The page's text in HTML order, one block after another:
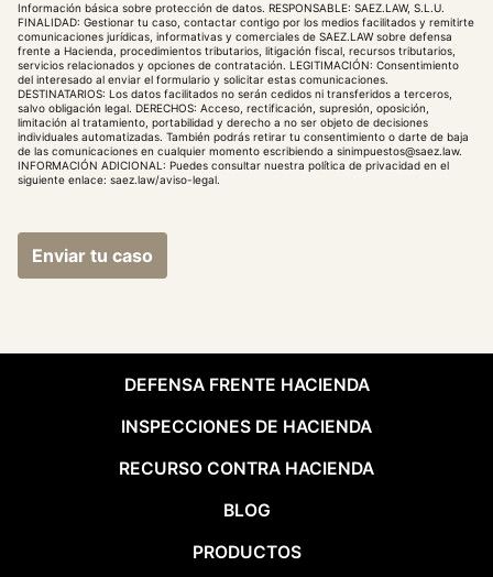
Información básica sobre protección de datos. RESPONSABLE: SAEZ.LAW, S.L.U.
FINALIDAD: Gestionar tu caso, contactar contigo por los medios facilitados y remitirte
comunicaciones jurídicas, informativas y comerciales de SAEZ.LAW sobre defensa
frente a Hacienda, procedimientos tributarios, litigación fiscal, recursos tributarios,
servicios relacionados y opciones de contratación. LEGITIMACIÓN: Consentimiento
del interesado al enviar el formulario y solicitar estas comunicaciones.
DESTINATARIOS: Los datos facilitados no serán cedidos ni transferidos a terceros,
salvo obligación legal. DERECHOS: Acceso, rectificación, supresión, oposición,
limitación al tratamiento, portabilidad y derecho a no ser objeto de decisiones
individuales automatizadas. También podrás retirar tu consentimiento o darte de baja
de las comunicaciones en cualquier momento escribiendo a sinimpuestos@saez.law.
INFORMACIÓN ADICIONAL: Puedes consultar nuestra política de privacidad en el
siguiente enlace: saez.law/aviso-legal.
Enviar tu caso
DEFENSA FRENTE HACIENDA
INSPECCIONES DE HACIENDA
RECURSO CONTRA HACIENDA
BLOG
PRODUCTOS